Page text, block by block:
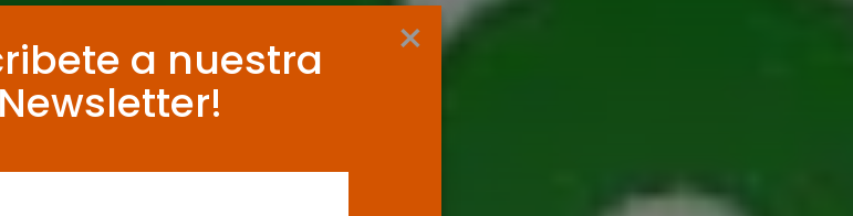
BUSCAR
PORRAMÓN J. 06/08/2026
×
a nuestra
Newsletter!